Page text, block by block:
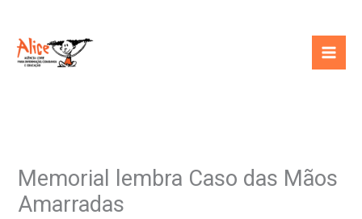
conteúdo
Memorial lembra Caso das Mãos
Amarradas